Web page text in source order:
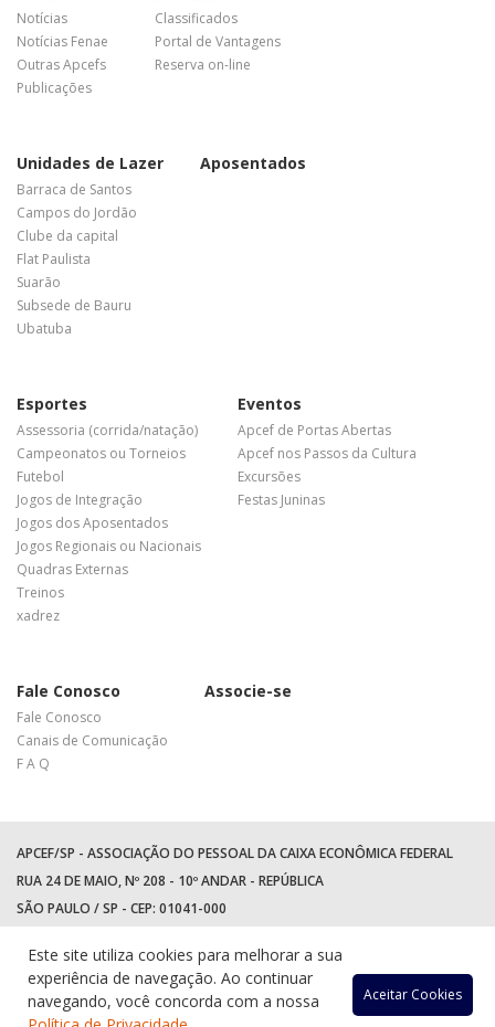
Notícias
Notícias Fenae
Outras Apcefs
Publicações
Classificados
Portal de Vantagens
Reserva on-line
Unidades de Lazer
Barraca de Santos
Campos do Jordão
Clube da capital
Flat Paulista
Suarão
Subsede de Bauru
Ubatuba
Aposentados
Esportes
Assessoria (corrida/natação)
Campeonatos ou Torneios
Futebol
Jogos de Integração
Jogos dos Aposentados
Jogos Regionais ou Nacionais
Quadras Externas
Treinos
xadrez
Eventos
Apcef de Portas Abertas
Apcef nos Passos da Cultura
Excursões
Festas Juninas
Fale Conosco
Fale Conosco
Canais de Comunicação
F A Q
Associe-se
APCEF/SP - ASSOCIAÇÃO DO PESSOAL DA CAIXA ECONÔMICA FEDERAL
RUA 24 DE MAIO, Nº 208 - 10º ANDAR - REPÚBLICA
SÃO PAULO / SP - CEP: 01041-000
WhatsApp: (11) 94597-5758
Acessar
Acessar
Este site utiliza cookies para melhorar a sua
experiência de navegação. Ao continuar
navegando, você concorda com a nossa
Aceitar Cookies